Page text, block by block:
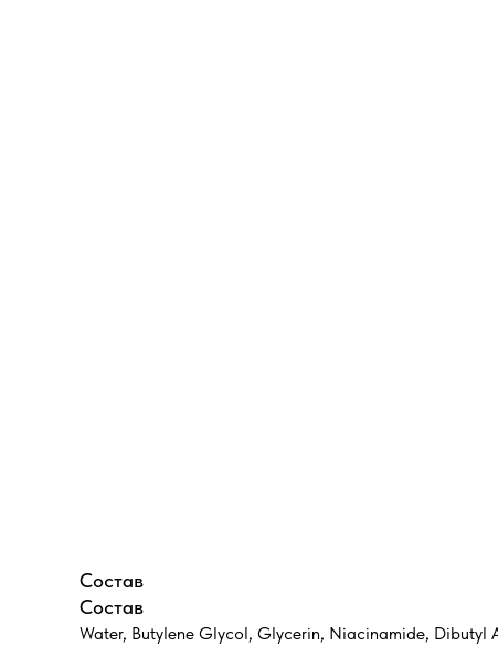
Состав
Состав
Water, Butylene Glycol, Glycerin, Niacinamide,